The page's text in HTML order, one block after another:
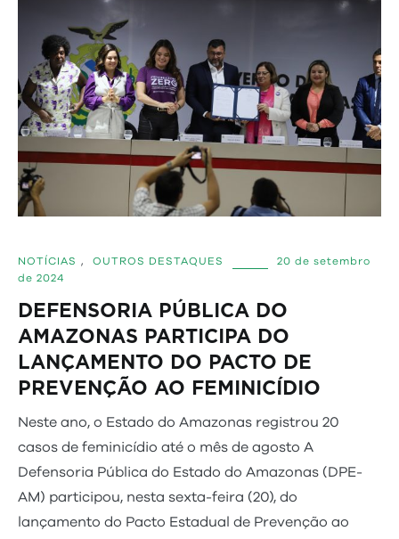
NOTÍCIAS , OUTROS DESTAQUES
20 de setembro
de 2024
DEFENSORIA PÚBLICA DO
AMAZONAS PARTICIPA DO
LANÇAMENTO DO PACTO DE
PREVENÇÃO AO FEMINICÍDIO
Neste ano, o Estado do Amazonas registrou 20
casos de feminicídio até o mês de agosto A
Defensoria Pública do Estado do Amazonas (DPE-
AM) participou, nesta sexta-feira (20), do
lançamento do Pacto Estadual de Prevenção ao